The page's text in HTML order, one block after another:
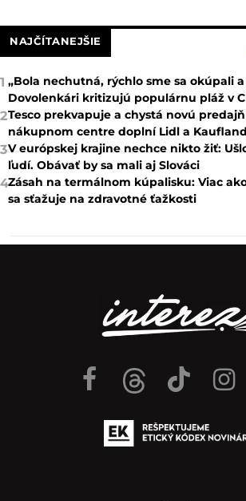
NAJČÍTANEJŠIE
1 „Bola nechutná, rýchlo sme sa okúpali a
Dovolenkári kritizujú populárnu pláž v
2Tesco prekvapuje a chystá novú
nákupnom centre doplní Lidl a Kaufland
3V európskej krajine nechce nikto žiť:
ľudí. Obávať by sa mali aj Slováci
4Zásah na termálnom kúpalisku: Viac
sa sťažuje na zdravotné ťažkosti